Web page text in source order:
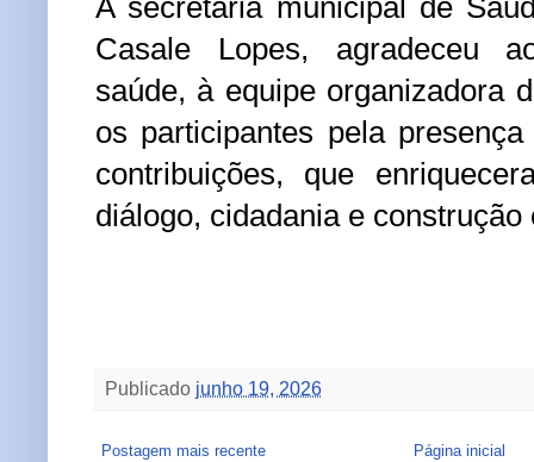
A secretária municipal de
Casale Lopes, agradeceu
saúde, à equipe organizadora
os participantes pela
contribuições, que
diálogo, cidadania e construção
Publicado junho 19, 2026
Postagem mais recente Página inicial